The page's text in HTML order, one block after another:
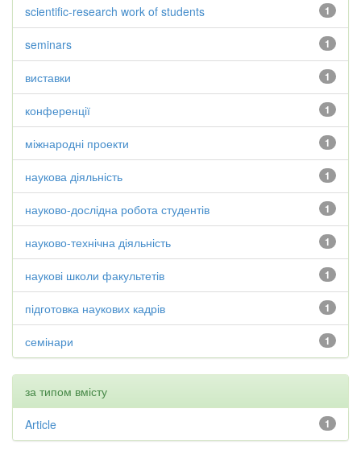
1
scientific-research work of students
1
seminars
1
виставки
1
конференції
1
міжнародні проекти
1
наукова діяльність
1
науково-дослідна робота студентів
1
науково-технічна діяльність
1
наукові школи факультетів
1
підготовка наукових кадрів
1
семінари
за типом вмісту
1
Article